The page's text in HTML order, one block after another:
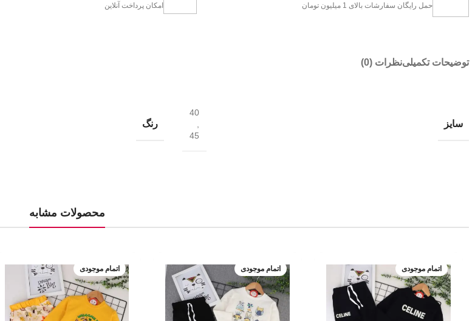
حمل رایگان سفارشات بالای 1 میلیون تومان امکان پرداخت آنلاین
توضیحات تکمیلینظرات (0)
سایز
40
45
رنگ
محصولات مشابه
اتمام موجودی اتمام موجودی اتمام موجودی